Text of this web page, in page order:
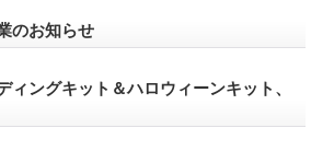
のお知らせ
ィングキット＆ハロウィーンキット、